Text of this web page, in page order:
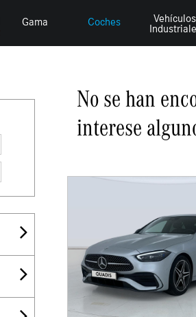
Gama Coches Vehículos
No se han
interese